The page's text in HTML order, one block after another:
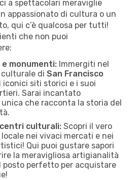
a spettacolari meraviglie
appassionato di cultura o un
qui c’è qualcosa per tutti!
che non puoi
monumenti: Immergiti nel
di San Francisco
iconici siti storici e i suoi
Sarai incantato
che racconta la storia del
culturali: Scopri il vero
nei vivaci mercati e nei
Qui puoi gustare sapori
la meravigliosa artigianalità
posto perfetto per acquistare